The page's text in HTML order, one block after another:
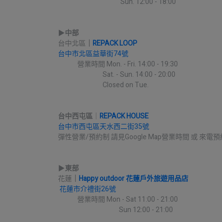
▶︎中部
台中北區
REPACK LOOP
台中市北區益華街74號
營業時間 Mon. - Fri. 14:00 - 19:30
Sat. - Sun. 14:00 - 20:00
Closed on Tue.
台中西屯區
REPACK HOUSE
台中市西屯區天水西二街35號
彈性營業/預約制 請見Google Map營業時間 或 來電預
▶︎東部
花蓮
Happy outdoor 花蓮戶外旅遊用品店
花蓮市介禮街26號
營業時間 Mon - Sat 11:00 - 21:00
Sun 12:00 - 21:00